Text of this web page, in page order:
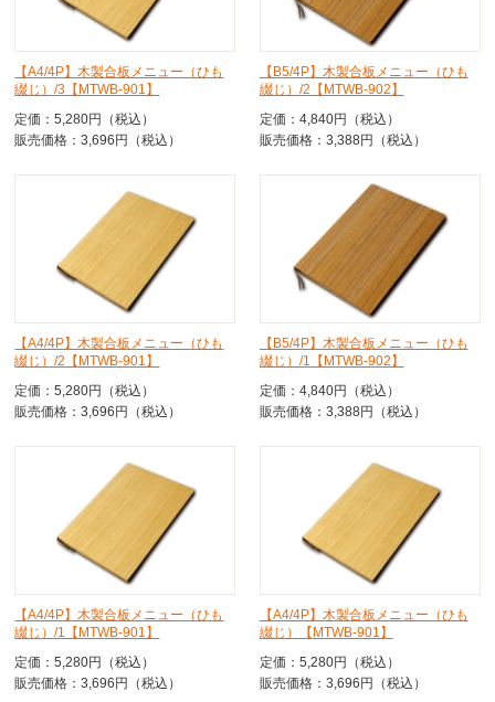
【A4/4P】木製合板メニュー（ひも
綴じ）/3【MTWB-901】
定価：5,280円（税込）
販売価格：3,696円（税込）
【B5/4P】木製合板メニュー（ひも
綴じ）/2【MTWB-902】
定価：4,840円（税込）
販売価格：3,388円（税込）
【A4/4P】木製合板メニュー（ひも
綴じ）/2【MTWB-901】
定価：5,280円（税込）
販売価格：3,696円（税込）
【B5/4P】木製合板メニュー（ひも
綴じ）/1【MTWB-902】
定価：4,840円（税込）
販売価格：3,388円（税込）
【A4/4P】木製合板メニュー（ひも
綴じ）/1【MTWB-901】
定価：5,280円（税込）
販売価格：3,696円（税込）
【A4/4P】木製合板メニュー（ひも
綴じ）【MTWB-901】
定価：5,280円（税込）
販売価格：3,696円（税込）